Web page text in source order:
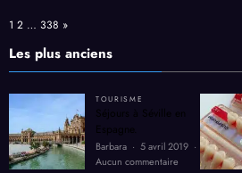
Page:
1 2 … 338 Next
»
Les plus anciens
TOURISME
Séjours à Séville en
Espagne.
Barbara
5 avril 2019
Aucun commentaire